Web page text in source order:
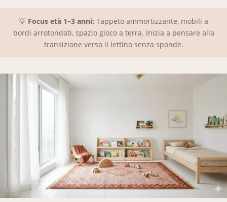
💡 Focus età 1–3 anni: Tappeto ammortizzante, mobili a
bordi arrotondati, spazio gioco a terra. Inizia a pensare alla
transizione verso il lettino senza sponde.